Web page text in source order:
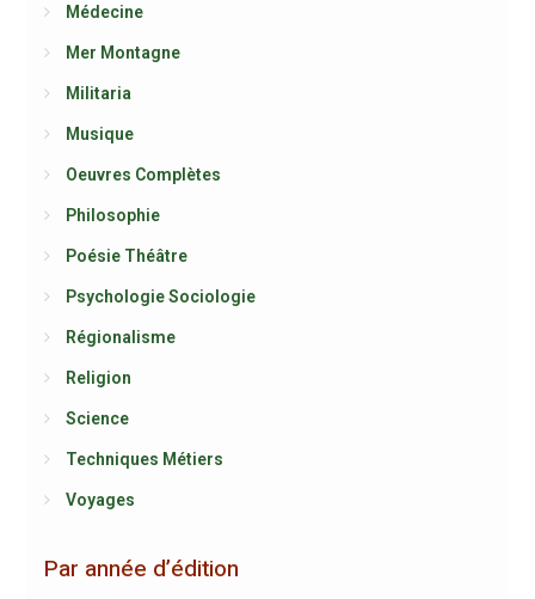
Médecine
Mer Montagne
Militaria
Musique
Oeuvres Complètes
Philosophie
Poésie Théâtre
Psychologie Sociologie
Régionalisme
Religion
Science
Techniques Métiers
Voyages
Par année d’édition